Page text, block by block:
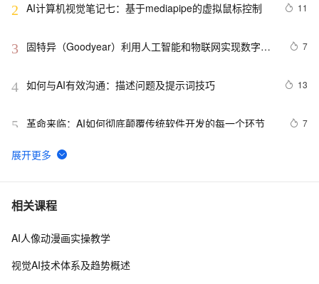
2 AI计算机视觉笔记七：基于mediapipe的虚拟鼠标控制 11
3
固特异（Goodyear）利用人工智能和物联网实现数字化
7
4 如何与AI有效沟通：描述问题及提示词技巧 13
5 革命来临：AI如何彻底颠覆传统软件开发的每一个环节 7
6
89.4K star！这个开源LLM应用开发平台，让你轻松构建
7 【AI系统】LLVM 架构设计和原理
8 【AI系统】AI系统概述与设计目标
相关课程
AI人像动漫画实操教学
视觉AI技术体系及趋势概述